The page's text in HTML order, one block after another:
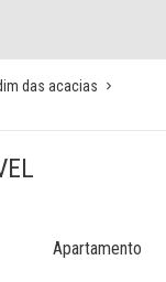
das acacias
Apartamento